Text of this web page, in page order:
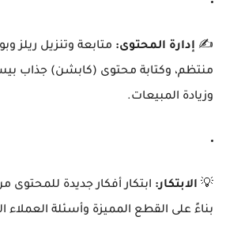
✍️ إدارة المحتوى: متابعة وتنزيل ريلز
منتظم، وكتابة محتوى (كابشن) جذاب
وزيادة المبيعات.
💡 الابتكار: ابتكار أفكار جديدة للمحتوى
بناءً على القطع المميزة وأسئلة العملاء